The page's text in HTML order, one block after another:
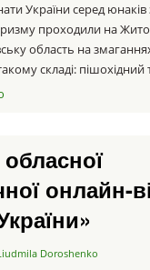
України серед юнаків
проходили на
область на
складі: пішохідний
онлайн-
Doroshenko